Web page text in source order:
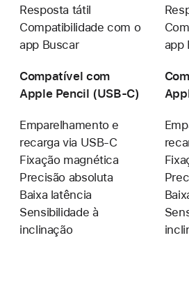
Resposta tátil
Compatibilidade com o
app Buscar
app
Compatível com
Apple Pencil (USB-C)
Emparelhamento e
recarga via USB-C
Fixação magnética
Precisão absoluta
Baixa latência
Sensibilidade à
inclinação